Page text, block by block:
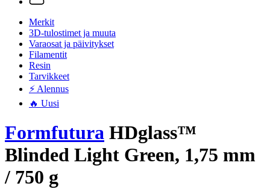
Merkit
3D-tulostimet ja muuta
Varaosat ja päivitykset
Filamentit
Resin
Tarvikkeet
⚡ Alennus
🔥 Uusi
Formfutura HDglass™
Blinded Light Green, 1,75 mm
/ 750 g